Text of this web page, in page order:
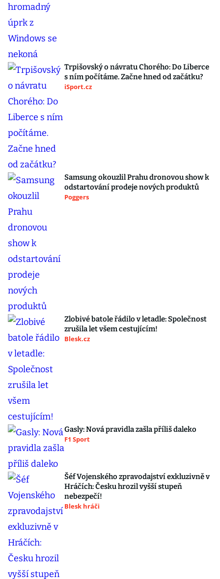
Trpišovský o návratu Chorého: Do Liberce
s ním počítáme. Začne hned od začátku?
iSport.cz
Samsung okouzlil Prahu dronovou show k
odstartování prodeje nových produktů
Poggers
Zlobivé batole řádilo v letadle: Společnost
zrušila let všem cestujícím!
Blesk.cz
Gasly: Nová pravidla zašla příliš daleko
F1 Sport
Šéf Vojenského zpravodajství exkluzivně v
Hráčích: Česku hrozil vyšší stupeň
nebezpečí!
Blesk hráči